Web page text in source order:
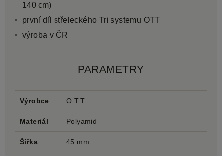
140 cm)
první díl střeleckého Tri systemu OTT
výroba v ČR
PARAMETRY
Výrobce O.T.T.
Materiál Polyamid
Šířka 45 mm